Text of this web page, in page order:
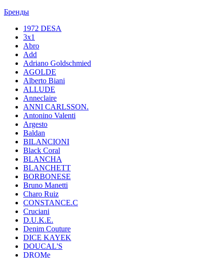
Бренды
1972 DESA
3x1
Abro
Add
Adriano Goldschmied
AGOLDE
Alberto Biani
ALLUDE
Anneclaire
ANNI CARLSSON.
Antonino Valenti
Argesto
Baldan
BILANCIONI
Black Coral
BLANCHA
BLANCHETT
BORBONESE
Bruno Manetti
Charo Ruiz
CONSTANCE.C
Cruciani
D.U.K.E.
Denim Couture
DICE KAYEK
DOUCAL'S
DROMe